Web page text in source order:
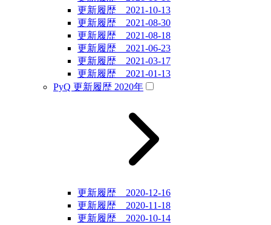
更新履歴 2021-10-13
更新履歴 2021-08-30
更新履歴 2021-08-18
更新履歴 2021-06-23
更新履歴 2021-03-17
更新履歴 2021-01-13
PyQ 更新履歴 2020年
更新履歴 2020-12-16
更新履歴 2020-11-18
更新履歴 2020-10-14